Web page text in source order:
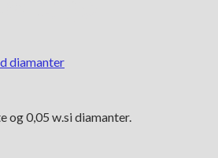
diamanter
og 0,05 w.si diamanter.